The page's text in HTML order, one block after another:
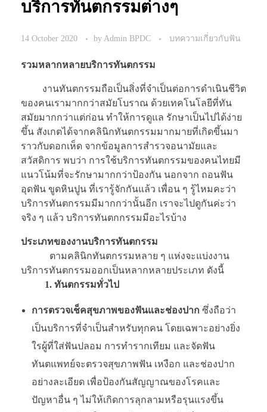
บริการทันตกรรมต่างๆ
14 October 2020 byAdmin BPDC บทความเกี่ยวกับฟัน
รวมหลากหลายบริการทันตกรรม
งานทันตกรรมถือเป็นสิ่งที่จำเป็นต่อการดำเนินชีวิต
ของคนเรามากกว่าสมัยโบราณ ด้วยเทคโนโลยีที่ทัน
สมัยมากกว่าแต่ก่อน ทำให้การดูแล รักษาเป็นไปได้ง่าย
ขึ้น สังเกตได้จากคลินิกทันตกรรมมากมายที่เกิดขึ้นมา
ราวกับดอกเห็ด จากข้อมูลการสำรวจอนามัยและ
สวัสดิการ พบว่า การใช้บริการทันตกรรมของคนไทยมี
แนวโน้มที่จะรักษามากกว่าป้องกัน นอกจาก ถอนฟัน
อุดฟัน ขูดหินปูน ที่เรารู้จักกันแล้ว เพื่อน ๆ รู้ไหมคะว่า
บริการทันตกรรมมีมากกว่านั้นอีก เราจะไปดูกันค่ะว่า
จริง ๆ แล้ว บริการทันตกกรรมมีอะไรบ้าง
ประเภทของงานบริการทันตกรรม
ตามคลินิกทันตกรรมหลาย ๆ แห่งจะแบ่งงาน
บริการทันตกรรมออกเป็นหลากหลายประเภท ดังนี้
1. ทันตกรรมทั่วไป
การตรวจเช็คสุขภาพของฟันและช่องปาก ซึ่งถือว่า
เป็นบริการที่จำเป็นสำหรับทุกคน โดยเฉพาะอย่างยิ่ง
ใรผู้ที่ใส่ฟันปลอม การทำรากเทียม และจัดฟัน
ทันตแพทย์จะตรวจสุขภาพฟัน เหงือก และช่องปาก
อย่างละเอียด เพื่อป้องกันสัญญาณของโรคและ
ปัญหาอื่น ๆ ไม่ให้เกิดการลุกลามหรือรุนแรงขึ้น